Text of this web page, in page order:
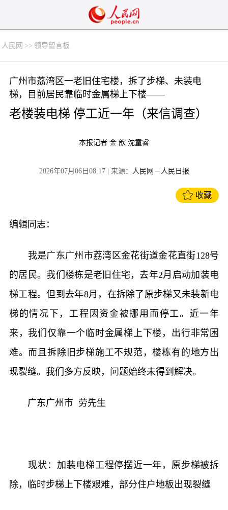
人民网 >> 领导留言板
广州市荔湾区一老旧住宅楼，拆了步梯、未装电
梯，目前居民靠临时金属梯上下楼——
老楼装电梯 停工近一年（来信调查）
本报记者 金 歆 沈童睿
2026年07月06日08:17| 来源： 人民网－人民日报
收藏
编辑同志：
我是广东广州市荔湾区金花街道金花直街128号
的居民。我们楼栋是老旧住宅，去年2月启动加装电
梯工程。但到去年8月，在拆除了原步梯又未装新电
梯的情况下，工程因资金被挪用而停工。近一年
来，我们仅靠一个临时金属梯上下楼，出行非常困
难。而且拆除旧步梯施工不规范，楼栋有的地方出
现裂缝。我们多方反映，问题始终未得到解决。
广东广州市 劳先生
现状：加装电梯工程停摆近一年，原步梯被拆
除，临时步梯上下楼艰难，部分住户地板出现裂缝